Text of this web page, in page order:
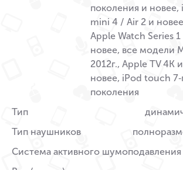
поколения и новее,
mini 4 / Air 2 и
Apple Watch Series 1
новее, все модели
2012г., Apple TV 4K и
новее, iPod touch
поколения
Тип
Тип наушников
Система активного шумоподавления